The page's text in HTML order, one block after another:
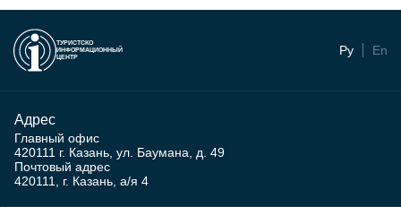
ТУРИСТСКО
ИНФОРМАЦИОННЫЙ
ЦЕНТР
Ру En
Адрес
Главный офис
420111 г. Казань, ул. Баумана, д. 49
Почтовый адрес
420111, г. Казань, а/я 4